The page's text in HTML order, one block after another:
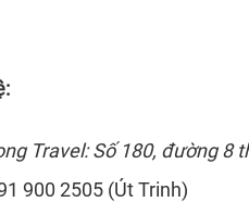
Travel: Số 180, đường 8
900 2505 (Út Trinh)